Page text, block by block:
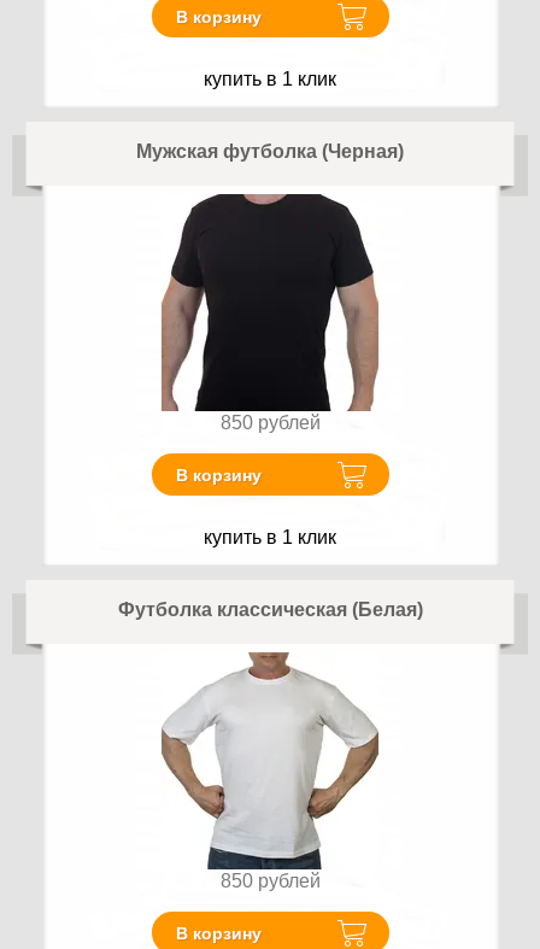
В корзину
купить в 1 клик
Мужская футболка (Черная)
850 рублей
В корзину
купить в 1 клик
Футболка классическая (Белая)
850 рублей
В корзину